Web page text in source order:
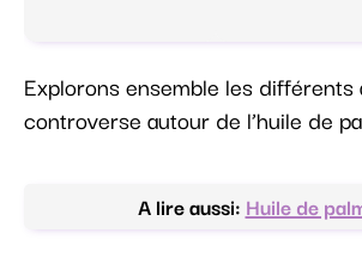
Explorons ensemble les
controverse autour de l’huile de
A lire aussi: Huile de